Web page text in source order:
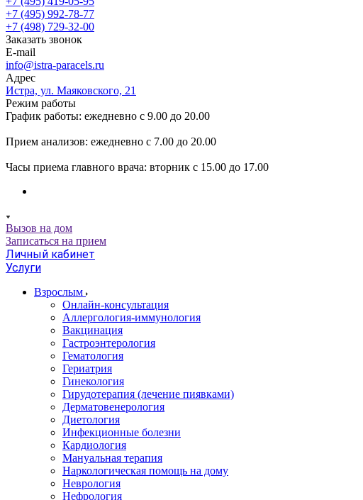
+7 (495) 992-78-77
+7 (498) 729-32-00
Заказать звонок
E-mail
info@istra-paracels.ru
Адрес
Истра, ул. Маяковского, 21
Режим работы
График работы: ежедневно с 9.00 до 20.00
Прием анализов: ежедневно с 7.00 до 20.00
Часы приема главного врача: вторник с 15.00 до 17.00
Вызов на дом
Записаться на прием
Личный кабинет
Услуги
Взрослым
Онлайн-консультация
Аллергология-иммунология
Вакцинация
Гастроэнтерология
Гематология
Гериатрия
Гинекология
Гирудотерапия (лечение пиявками)
Дерматовенерология
Диетология
Инфекционные болезни
Кардиология
Мануальная терапия
Наркологическая помощь на дому
Неврология
Нефрология